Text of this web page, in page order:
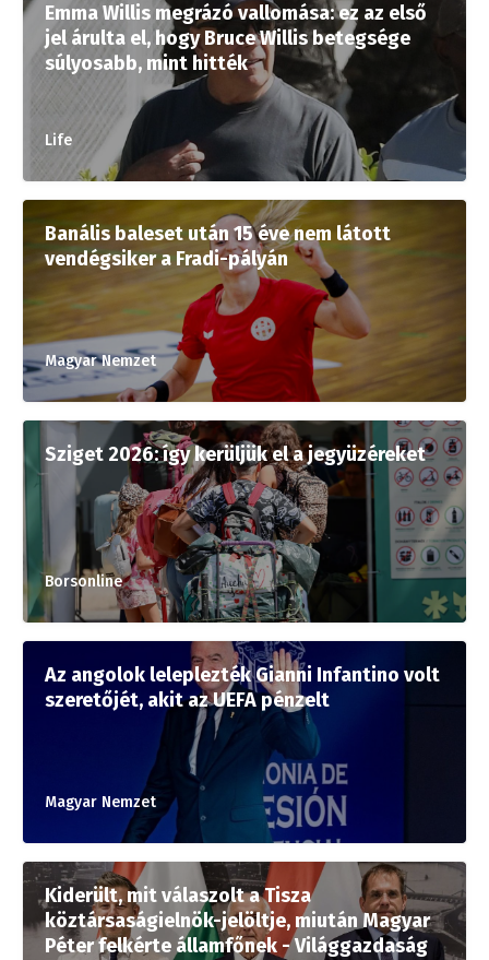
Emma Willis megrázó vallomása: ez az első
jel árulta el, hogy Bruce Willis betegsége
súlyosabb, mint hitték
Life
Banális baleset után 15 éve nem látott
vendégsiker a Fradi-pályán
Magyar Nemzet
Sziget 2026: így kerüljük el a jegyüzéreket
Borsonline
Az angolok leleplezték Gianni Infantino volt
szeretőjét, akit az UEFA pénzelt
Magyar Nemzet
Kiderült, mit válaszolt a Tisza
köztársaságielnök-jelöltje, miután Magyar
Péter felkérte államfőnek - Világgazdaság